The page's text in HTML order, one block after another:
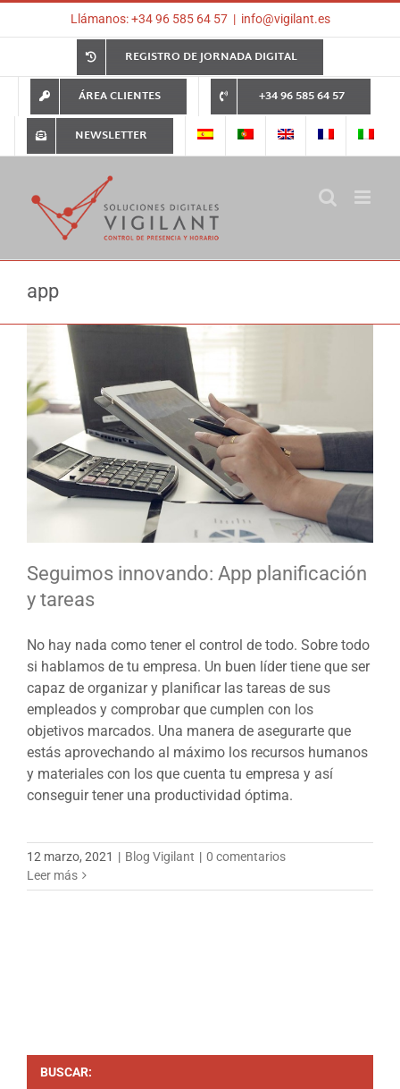
Llámanos: +34 96 585 64 57 | info@vigilant.es
REGISTRO DE JORNADA DIGITAL
ÁREA CLIENTES
+34 96 585 64 57
NEWSLETTER
app
Seguimos innovando: App planificación
y tareas
No hay nada como tener el control de todo. Sobre todo
si hablamos de tu empresa. Un buen líder tiene que ser
capaz de organizar y planificar las tareas de sus
empleados y comprobar que cumplen con los
objetivos marcados. Una manera de asegurarte que
estás aprovechando al máximo los recursos humanos
y materiales con los que cuenta tu empresa y así
conseguir tener una productividad óptima.
12 marzo, 2021 | Blog Vigilant | 0 comentarios
Leer más
BUSCAR: